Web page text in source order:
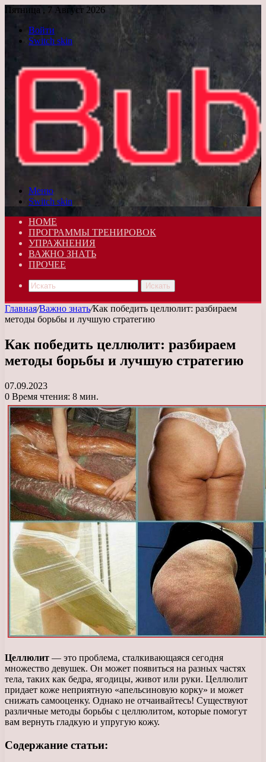
Пятница , 7 Август 2026
Войти
Switch skin
Меню
Switch skin
HOME
ПРОГРАММЫ ТРЕНИРОВОК
УПРАЖНЕНИЯ
ВАЖНО ЗНАТЬ
ПРОЧЕЕ
Искать
Главная/Важно знать/Как победить целлюлит: разбираем
методы борьбы и лучшую стратегию
Как победить целлюлит: разбираем
методы борьбы и лучшую стратегию
07.09.2023
0 Время чтения: 8 мин.
Целлюлит — это проблема, сталкивающаяся сегодня
множество девушек. Он может появиться на разных частях
тела, таких как бедра, ягодицы, живот или руки. Целлюлит
придает коже неприятную «апельсиновую корку» и может
снижать самооценку. Однако не отчаивайтесь! Существуют
различные методы борьбы с целлюлитом, которые помогут
вам вернуть гладкую и упругую кожу.
Содержание статьи: